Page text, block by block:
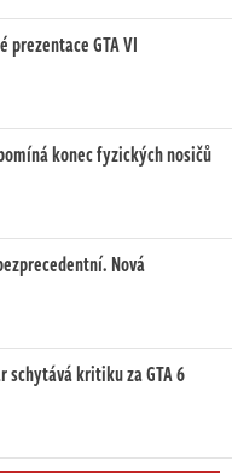
GTA VI
konec fyzických nosičů
Nová
schytává kritiku za GTA 6